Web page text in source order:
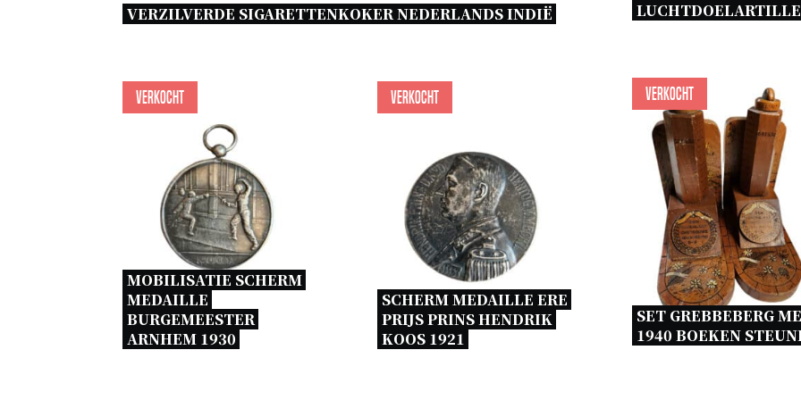
VERZILVERDE SIGARETTENKOKER NEDERLANDS INDIË
Verkocht
SET GREBBEBERG
1940 BOEKEN
Verkocht
MOBILISATIE SCHERM
MEDAILLE
BURGEMEESTER
ARNHEM 1930
Verkocht
SCHERM MEDAILLE ERE
PRIJS PRINS HENDRIK
KOOS 1921